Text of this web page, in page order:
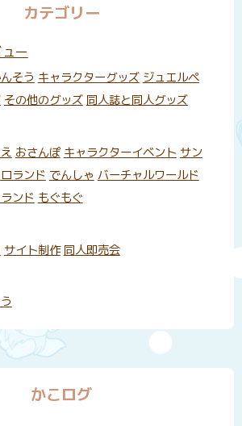
カテゴリー
ー
そう キャラクターグッズ ジュエルペ
その他のグッズ 同人誌と同人グッズ
おさんぽ キャラクターイベント サン
ランド でんしゃ バーチャルワールド
ンド もぐもぐ
サイト制作 同人即売会
かこログ